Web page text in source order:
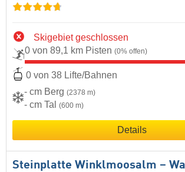
Skigebiet geschlossen
0 von 89,1 km Pisten (0% offen)
0 von 38 Lifte/Bahnen
- cm Berg (2378 m)
- cm Tal (600 m)
Details
Steinplatte Winklmoosalm –